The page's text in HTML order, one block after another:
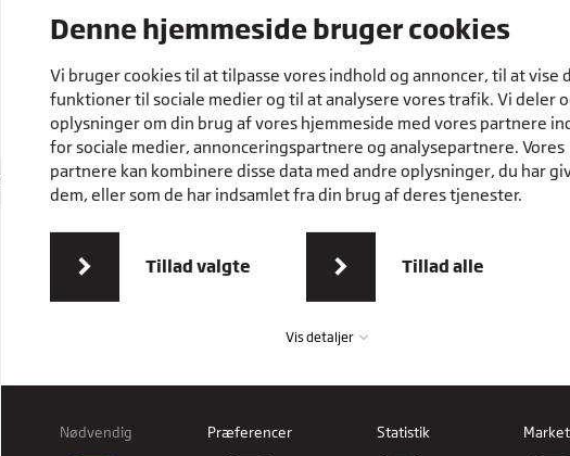
Denne hjemmeside bruger cookies
Vi bruger cookies til at tilpasse vores indhold og annoncer, til at vise
funktioner til sociale medier og til at analysere vores trafik. Vi deler
oplysninger om din brug af vores hjemmeside med vores partnere
for sociale medier, annonceringspartnere og analysepartnere. Vores
partnere kan kombinere disse data med andre oplysninger, du har
dem, eller som de har indsamlet fra din brug af deres tjenester.
Tillad valgte Tillad alle
Vis detaljer
Nødvendig
Nødvendig Præferencer Statistik